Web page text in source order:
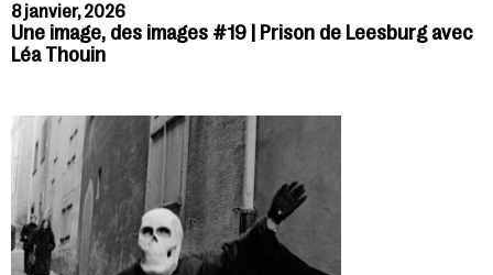
8 janvier, 2026
Une image, des images #19 | Prison de Leesburg avec
Léa Thouin